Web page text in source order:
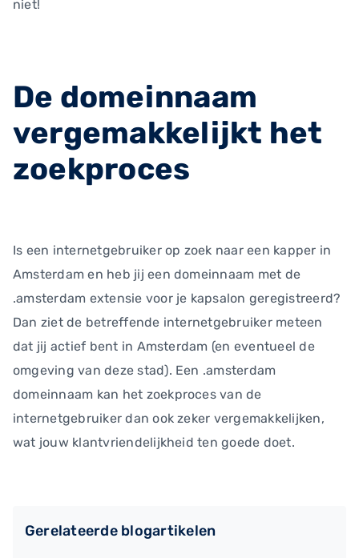
niet!
De domeinnaam
vergemakkelijkt het
zoekproces
Is een internetgebruiker op zoek naar een kapper in
Amsterdam en heb jij een domeinnaam met de
.amsterdam extensie voor je kapsalon geregistreerd?
Dan ziet de betreffende internetgebruiker meteen
dat jij actief bent in Amsterdam (en eventueel de
omgeving van deze stad). Een .amsterdam
domeinnaam kan het zoekproces van de
internetgebruiker dan ook zeker vergemakkelijken,
wat jouw klantvriendelijkheid ten goede doet.
Gerelateerde blogartikelen